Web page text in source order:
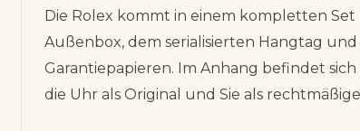
Die Rolex kommt in einem kompletten Set
Außenbox, dem serialisierten Hangtag
Garantiepapieren. Im Anhang befindet
die Uhr als Original und Sie als